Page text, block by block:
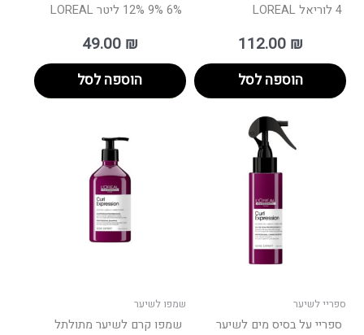
4 לוריאל LOREAL
112.00 ₪
הוספה לסל
6% 9% 12% ליטר LOREAL
49.00 ₪
הוספה לסל
ספריי לשיער
ספריי על בסיס מים לשיער
שמפו לשיער
שמפו קרם לשיער מתולתל